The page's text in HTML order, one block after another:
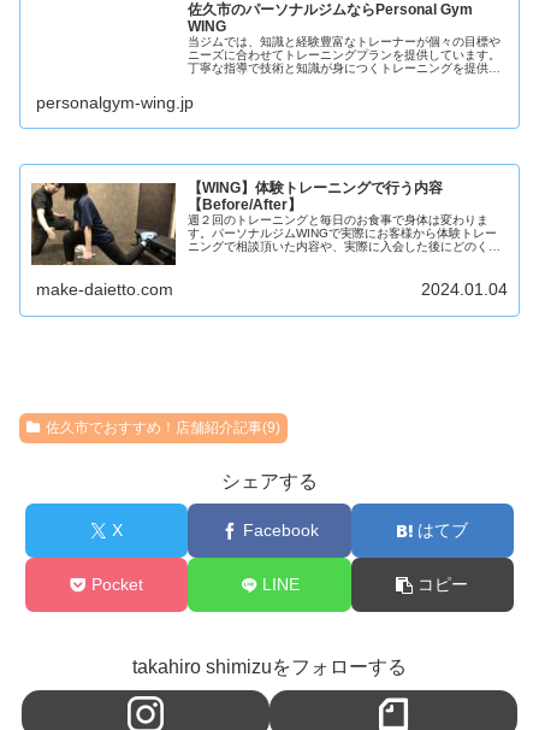
佐久市のパーソナルジムならPersonal Gym
WING
当ジムでは、知識と経験豊富なトレーナーが個々の目標や
ニーズに合わせてトレーニングプランを提供しています。
丁寧な指導で技術と知識が身につくトレーニングを提供
personalgym-wing.jp
【WING】体験トレーニングで行う内容
【Before/After】
週２回のトレーニングと毎日のお食事で身体は変わりま
す。パーソナルジムWINGで実際にお客様から体験トレー
ニングで相談頂いた内容や、実際に入会した後にどのくら
make-daietto.com 2024.01.04
佐久市でおすすめ！店舗紹介記事(9)
シェアする
X Facebook はてブ
Pocket LINE コピー
takahiro shimizuをフォローする